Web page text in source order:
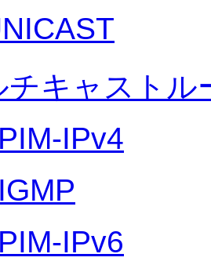
キャストル
IPv4
IPv6